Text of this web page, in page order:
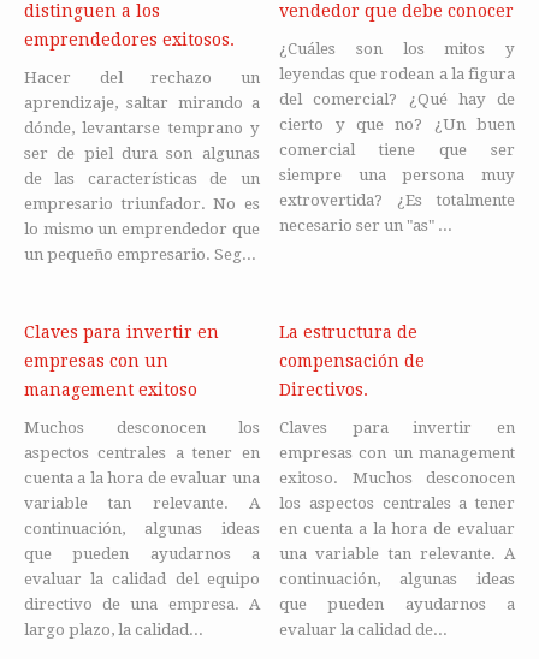
distinguen a los
emprendedores exitosos.
Hacer del rechazo un
aprendizaje, saltar mirando a
dónde, levantarse temprano y
ser de piel dura son algunas
de las características de un
empresario triunfador. No es
lo mismo un emprendedor que
un pequeño empresario. Seg...
vendedor que debe conocer
¿Cuáles son los mitos y
leyendas que rodean a la figura
del comercial? ¿Qué hay de
cierto y que no? ¿Un buen
comercial tiene que ser
siempre una persona muy
extrovertida? ¿Es totalmente
necesario ser un "as" ...
Claves para invertir en
empresas con un
management exitoso
Muchos desconocen los
aspectos centrales a tener en
cuenta a la hora de evaluar una
variable tan relevante. A
continuación, algunas ideas
que pueden ayudarnos a
evaluar la calidad del equipo
directivo de una empresa. A
largo plazo, la calidad...
La estructura de
compensación de
Directivos.
Claves para invertir en
empresas con un management
exitoso. Muchos desconocen
los aspectos centrales a tener
en cuenta a la hora de evaluar
una variable tan relevante. A
continuación, algunas ideas
que pueden ayudarnos a
evaluar la calidad de...